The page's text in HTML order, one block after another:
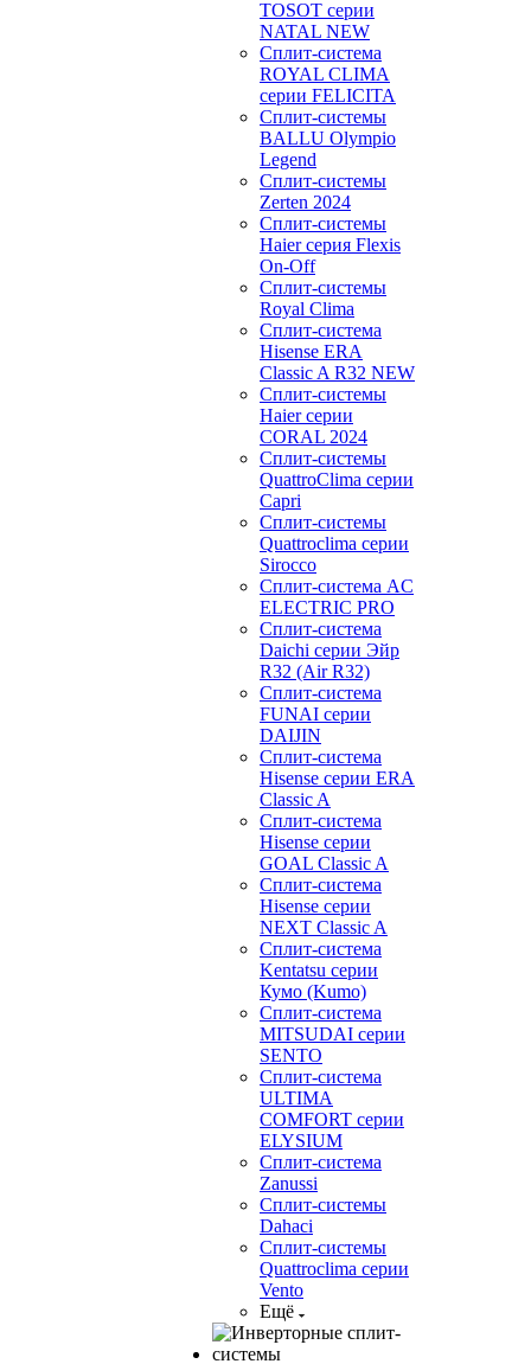
TOSOT серии
NATAL NEW
Сплит-система
ROYAL CLIMA
серии FELICITA
Сплит-системы
BALLU Olympio
Legend
Сплит-системы
Zerten 2024
Сплит-системы
Haier серия Flexis
On-Off
Сплит-системы
Royal Clima
Сплит-система
Hisense ERA
Classic A R32 NEW
Сплит-системы
Haier cерии
CORAL 2024
Сплит-системы
QuattroClima серии
Capri
Сплит-системы
Quattroclima серии
Sirocco
Сплит-система AC
ELECTRIC PRO
Сплит-система
Daichi серии Эйр
R32 (Air R32)
Сплит-система
FUNAI серии
DAIJIN
Сплит-система
Hisense серии ERA
Classic A
Сплит-система
Hisense серии
GOAL Classic A
Сплит-система
Hisense серии
NEXT Classic A
Сплит-система
Kentatsu серии
Кумо (Kumo)
Сплит-система
MITSUDAI серии
SENTO
Сплит-система
ULTIMA
COMFORT серии
ELYSIUM
Сплит-система
Zanussi
Сплит-системы
Dahaci
Сплит-системы
Quattroclima серии
Vento
Ещё